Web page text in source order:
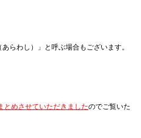
らわし）」と呼ぶ場合もございます。
とめさせていただきましたのでご覧いた